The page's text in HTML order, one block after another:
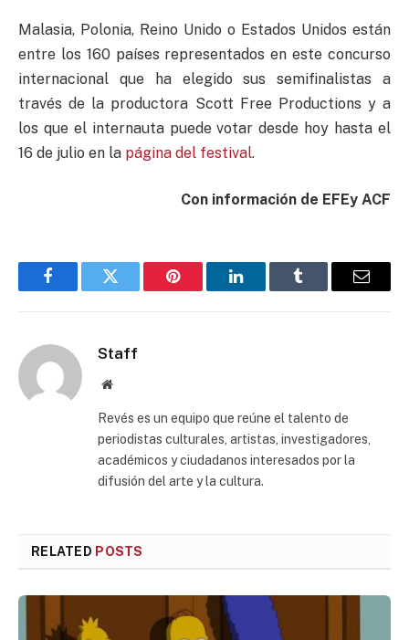
Malasia, Polonia, Reino Unido o Estados Unidos están
entre los 160 países representados en este concurso
internacional que ha elegido sus semifinalistas a
través de la productora Scott Free Productions y a
los que el internauta puede votar desde hoy hasta el
16 de julio en la página del festival.
Con información de EFEy ACF
FacebookTwitter Pinterest LinkedInTumblr Email
Staff
Website
Revés es un equipo que reúne el talento de
periodistas culturales, artistas, investigadores,
académicos y ciudadanos interesados por la
difusión del arte y la cultura.
RELATED POSTS